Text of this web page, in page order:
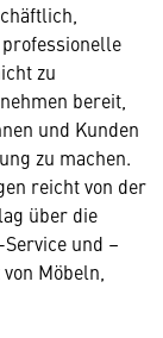
zu
bereit,
und Kunden
zu machen.
reicht von der
über die
und –
Möbeln,